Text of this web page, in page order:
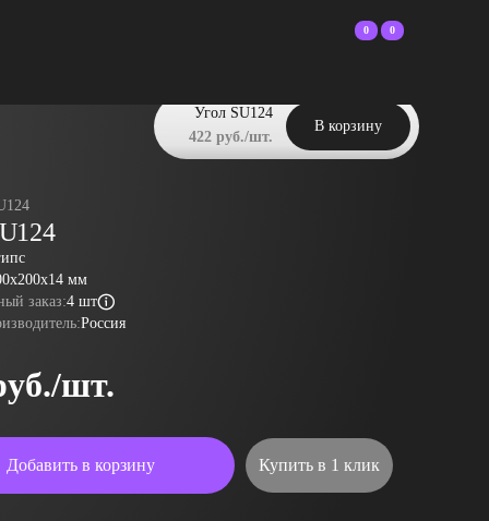
0 0
мм
заказ:4 шт
Россия
шт.
Добавить в корзину Купить в 1 клик
Угол SU124
422 руб./шт.
В корзину